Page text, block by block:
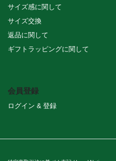
サイズ感に関して
サイズ交換
返品に関して
ギフトラッピングに関して
会員登録
ログイン & 登録